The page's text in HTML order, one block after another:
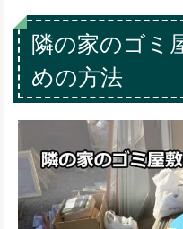
隣の家のゴミ
めの方法